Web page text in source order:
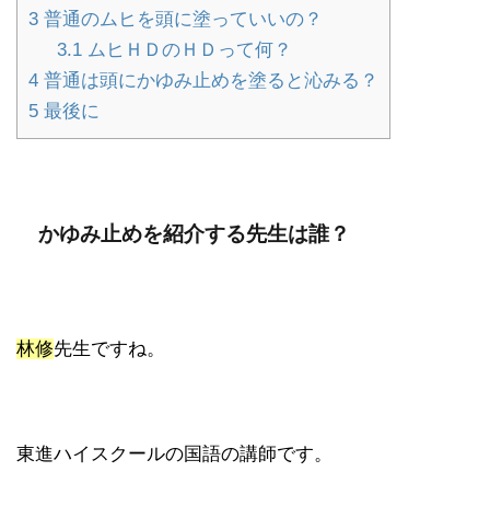
3 普通のムヒを頭に塗っていいの？
3.1ムヒＨＤのＨＤって何？
4 普通は頭にかゆみ止めを塗ると沁みる？
5 最後に
かゆみ止めを紹介する先生は誰？
林修先生ですね。
東進ハイスクールの国語の講師です。